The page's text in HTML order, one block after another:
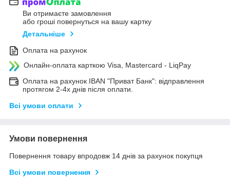
Ви отримаєте замовлення
або гроші повернуться на вашу картку
Детальніше
Оплата на рахунок
Онлайн-оплата карткою Visa, Mastercard - LiqPay
Оплата на рахунок IBAN "Приват Банк": відправлення
протягом 2-4х днів після оплати.
Всі умови оплати
Умови повернення
Повернення товару впродовж 14 днів за рахунок покупця
Всі умови повернення